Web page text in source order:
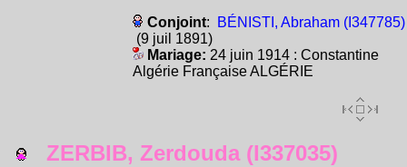
Conjoint:
BÉNISTI, Abraham (I347785)
(9 juil 1891)
Mariage: 24 juin 1914 : Constantine
Algérie Française ALGÉRIE
ZERBIB, Zerdouda (I337035)